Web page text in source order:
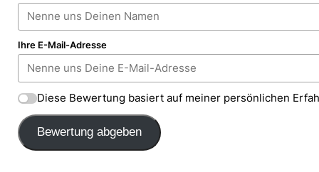
Ihre E-Mail-Adresse
Diese Bewertung basiert auf meiner persönlichen
Bewertung abgeben